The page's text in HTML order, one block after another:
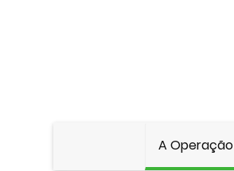
A Operação